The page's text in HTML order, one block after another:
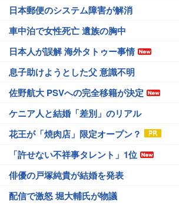
日本郵便のシステム障害が解消
車中泊で女性死亡 遺族の胸中
日本人が誤解 海外タトゥー事情
息子助けようとした父 意識不明
佐野航大 PSVへの完全移籍が決定
ケニア人と結婚「差別」のリアル
花王が「焼肉店」限定オープン？
「許せない不祥事タレント」1位
俳優の戸塚純貴が結婚を発表
配信で激怒 堀大輔氏が物議